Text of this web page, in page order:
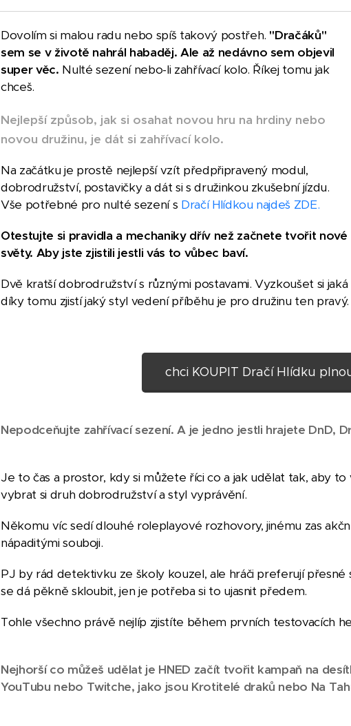
Dovolím si malou radu nebo spíš takový postřeh. "Dračáků"
sem se v životě nahrál habaděj. Ale až nedávno sem objevil
super věc. Nulté sezení nebo-li zahřívací kolo. Říkej tomu jak
chceš.
Nejlepší způsob, jak si osahat novou hru na hrdiny nebo
novou družinu, je dát si zahřívací kolo.
Na začátku je prostě nejlepší vzít předpřipravený modul,
dobrodružství, postavičky a dát si s družinkou zkušební jízdu.
Vše potřebné pro nulté sezení s Dračí Hlídkou najdeš ZDE.
Otestujte si pravidla a mechaniky dřív než začnete tvořit nové
světy. Aby jste zjistili jestli vás to vůbec baví.
Dvě kratší dobrodružství s různými postavami. Vyzkoušet si
díky tomu zjistí jaký styl vedení příběhu je pro družinu ten
chci KOUPIT Dračí Hlídku
Nepodceňujte zahřívací sezení. A je jedno jestli hrajete DnD,
Je to čas a prostor, kdy si můžete říci co a jak udělat tak, aby to
vybrat si druh dobrodružství a styl vyprávění.
Někomu víc sedí dlouhé roleplayové rozhovory, jinému zas
nápaditými souboji.
PJ by rád detektivku ze školy kouzel, ale hráči preferují přesné
se dá pěkně skloubit, jen je potřeba si to ujasnit předem.
Tohle všechno právě nejlíp zjistíte během prvních testovacích
Nejhorší co můžeš udělat je HNED začít tvořit kampaň na
YouTubu nebo Twitche, jako jsou Krotitelé draků nebo Na